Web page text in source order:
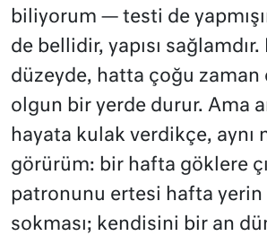
biliyorum — testi de
de bellidir, yapısı
düzeyde, hatta çoğu zaman
olgun bir yerde durur. Ama
hayata kulak verdikçe, aynı
görürüm: bir hafta göklere
patronunu ertesi hafta
sokması; kendisini bir an